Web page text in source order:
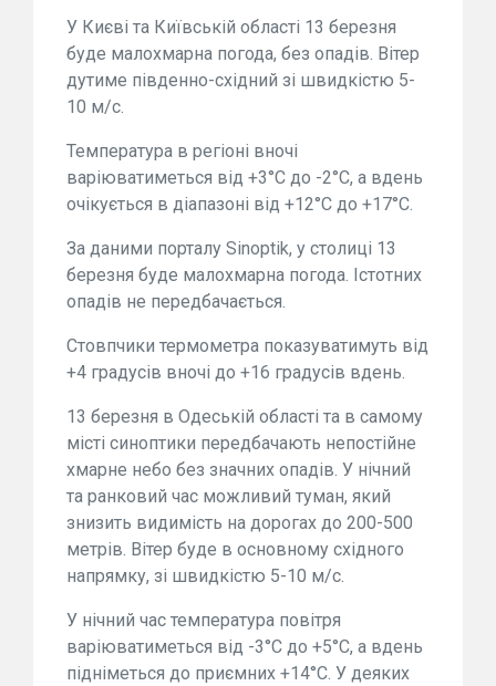
У Києві та Київській області 13 березня
буде малохмарна погода, без опадів. Вітер
дутиме південно-східний зі швидкістю 5-
10 м/с.
Температура в регіоні вночі
варіюватиметься від +3°C до -2°C, а вдень
очікується в діапазоні від +12°C до +17°C.
За даними порталу Sinoptik, у столиці 13
березня буде малохмарна погода. Істотних
опадів не передбачається.
Стовпчики термометра показуватимуть від
+4 градусів вночі до +16 градусів вдень.
13 березня в Одеській області та в самому
місті синоптики передбачають непостійне
хмарне небо без значних опадів. У нічний
та ранковий час можливий туман, який
знизить видимість на дорогах до 200-500
метрів. Вітер буде в основному східного
напрямку, зі швидкістю 5-10 м/с.
У нічний час температура повітря
варіюватиметься від -3°C до +5°C, а вдень
підніметься до приємних +14°C. У деяких